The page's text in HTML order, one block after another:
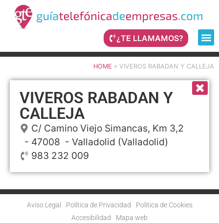
¿TE LLAMAMOS?
HOME » VIVEROS RABADAN Y CALLEJA
VIVEROS RABADAN Y
CALLEJA
C/ Camino Viejo Simancas, Km 3,2
- 47008 - Valladolid (Valladolid)
983 232 009
Aviso Legal Política de Privacidad
Política de Cookies
Accesibilidad
Mapa web